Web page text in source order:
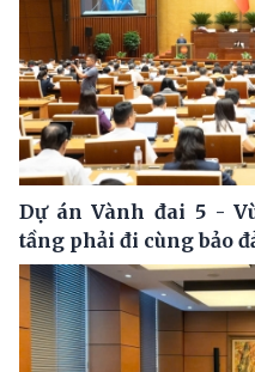
Dự án Vành đai 5 -
tầng phải đi cùng bảo